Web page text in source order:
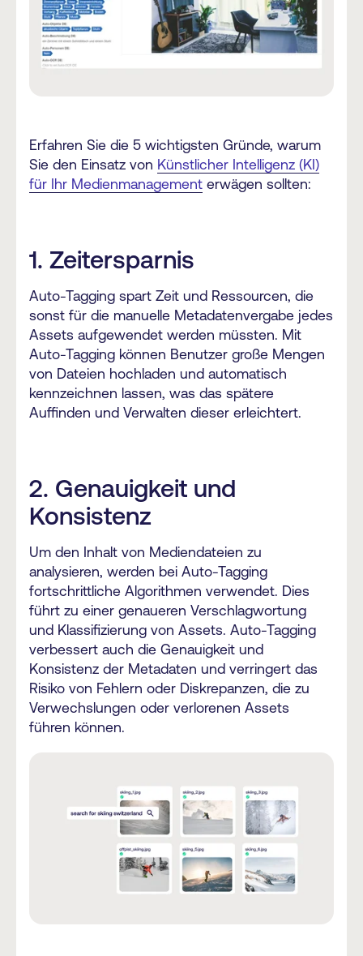
Erfahren Sie die 5 wichtigsten Gründe, warum
Sie den Einsatz von Künstlicher Intelligenz (KI)
für Ihr Medienmanagement erwägen sollten:
1. Zeitersparnis
Auto-Tagging spart Zeit und Ressourcen, die
sonst für die manuelle Metadatenvergabe jedes
Assets aufgewendet werden müssten. Mit
Auto-Tagging können Benutzer große Mengen
von Dateien hochladen und automatisch
kennzeichnen lassen, was das spätere
Auffinden und Verwalten dieser erleichtert.
2. Genauigkeit und
Konsistenz
Um den Inhalt von Mediendateien zu
analysieren, werden bei Auto-Tagging
fortschrittliche Algorithmen verwendet. Dies
führt zu einer genaueren Verschlagwortung
und Klassifizierung von Assets. Auto-Tagging
verbessert auch die Genauigkeit und
Konsistenz der Metadaten und verringert das
Risiko von Fehlern oder Diskrepanzen, die zu
Verwechslungen oder verlorenen Assets
führen können.